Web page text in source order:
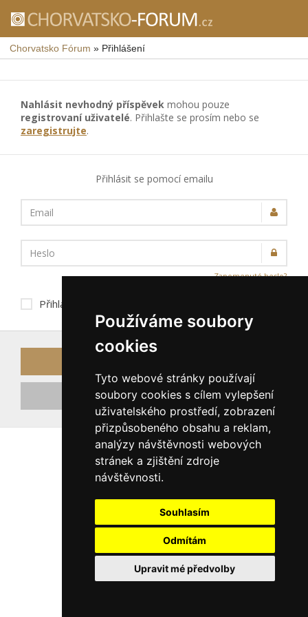
Používáme soubory
cookies
Tyto webové stránky používají
soubory cookies s cílem vylepšení
uživatelského prostředí, zobrazení
přizpůsobeného obsahu a reklam,
analýzy návštěvnosti webových
stránek a zjištění zdroje
návštěvnosti.
Souhlasím
Odmítám
Upravit mé předvolby
Chorvatsko Fórum » Přihlášení
Nahlásit nevhodný příspěvek mohou pouze
registrovaní uživatelé. Přihlašte se prosím nebo se
zaregistrujte.
Přihlásit se pomocí emailu
Email
Heslo
Zapomenuté heslo?
Přihlásit trvale na tomto zařízení
Registrovat nový účet